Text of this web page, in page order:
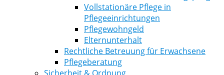
Vollstationäre Pflege in
Pflegeeinrichtungen
Pflegewohngeld
Elternunterhalt
Rechtliche Betreuung für Erwachsene
Pflegeberatung